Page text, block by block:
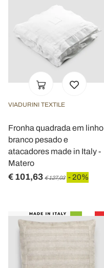
VIADURINI TEXTILE
Fronha quadrada em linho
branco pesado e
atacadores made in Italy -
Matero
€ 101,63 € 127,03 - 20%